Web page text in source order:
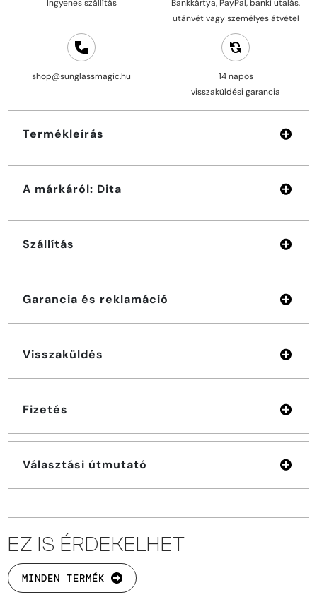
Ingyenes szállítás
Bankkártya, PayPal, banki utalás,
utánvét vagy személyes átvétel
shop@sunglassmagic.hu
14 napos
visszaküldési garancia
Termékleírás
A márkáról: Dita
Szállítás
Garancia és reklamáció
Visszaküldés
Fizetés
Választási útmutató
EZ IS ÉRDEKELHET
MINDEN TERMÉK